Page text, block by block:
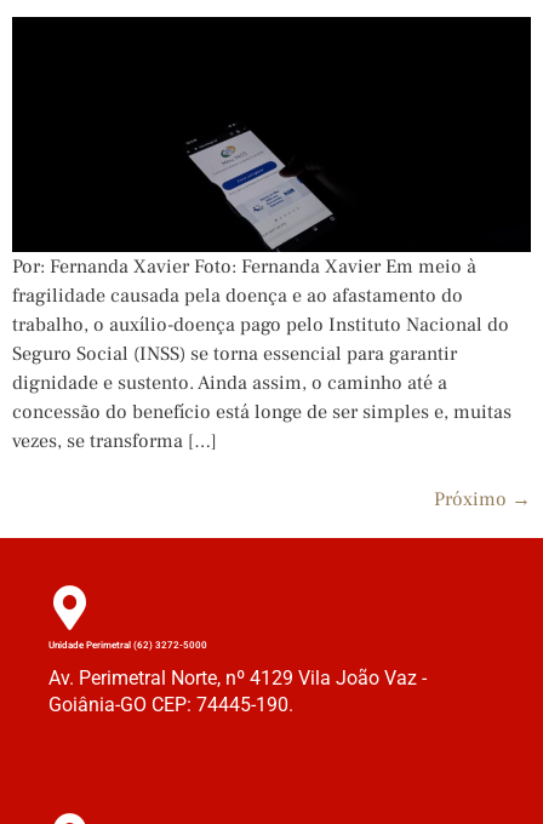
Por: Fernanda Xavier Foto: Fernanda Xavier Em meio à
fragilidade causada pela doença e ao afastamento do
trabalho, o auxílio-doença pago pelo Instituto Nacional do
Seguro Social (INSS) se torna essencial para garantir
dignidade e sustento. Ainda assim, o caminho até a
concessão do benefício está longe de ser simples e, muitas
vezes, se transforma […]
Próximo →
Unidade Perimetral (62) 3272-5000
Av. Perimetral Norte, nº 4129 Vila João Vaz -
Goiânia-GO CEP: 74445-190.